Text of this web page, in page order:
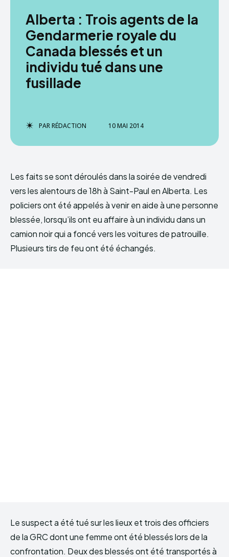
Alberta : Trois agents de la
Gendarmerie royale du
Canada blessés et un
individu tué dans une
fusillade
PARRÉDACTION 10 MAI 2014
Les faits se sont déroulés dans la soirée de vendredi
vers les alentours de 18h à Saint-Paul en Alberta. Les
policiers ont été appelés à venir en aide à une personne
blessée, lorsqu’ils ont eu affaire à un individu dans un
camion noir qui a foncé vers les voitures de patrouille.
Plusieurs tirs de feu ont été échangés.
Le suspect a été tué sur les lieux et trois des officiers
de la GRC dont une femme ont été blessés lors de la
confrontation. Deux des blessés ont été transportés à